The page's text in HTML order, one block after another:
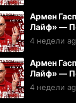
Армен
Лайф» —
14.07.2026
4 недели
Армен
Лайф» —
13.07.2026
4 недели